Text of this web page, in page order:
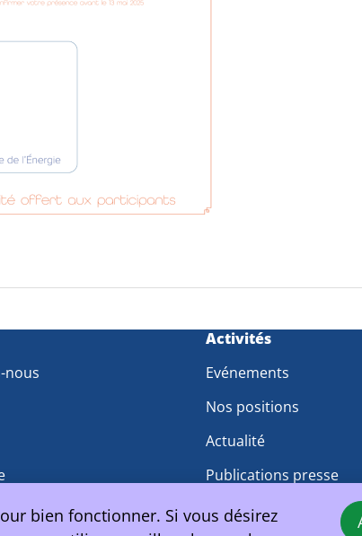
nous
Activités
Evénements
Nos positions
Actualité
Publications presse
bien fonctionner. Si vous désirez